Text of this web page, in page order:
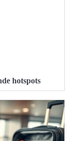
hotspots